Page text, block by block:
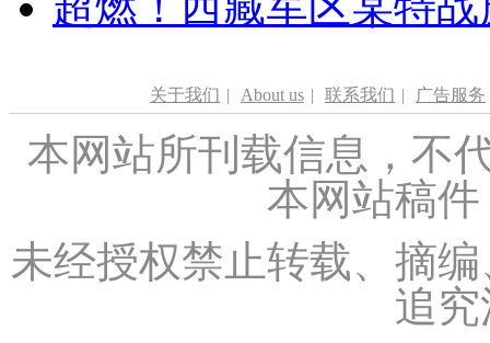
关于我们 | About us | 联系我们 | 广告服务
本网站所刊载信息，不
本网站稿
未经授权禁止转载、摘
追